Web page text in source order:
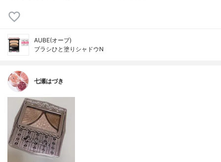
AUBE(オーブ)
ブラシひと塗りシャドウN
七瀬はづき